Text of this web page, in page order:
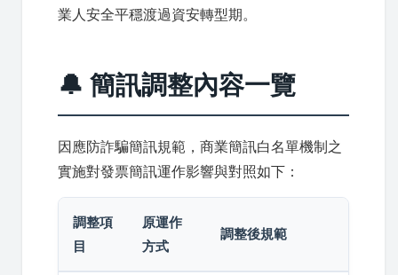
業人安全平穩渡過資安轉型期。
🔔 簡訊調整內容一覽
因應防詐騙簡訊規範，商業簡訊白名單機制之
實施對發票簡訊運作影響與對照如下：
調整項
目
原運作
方式
調整後規範